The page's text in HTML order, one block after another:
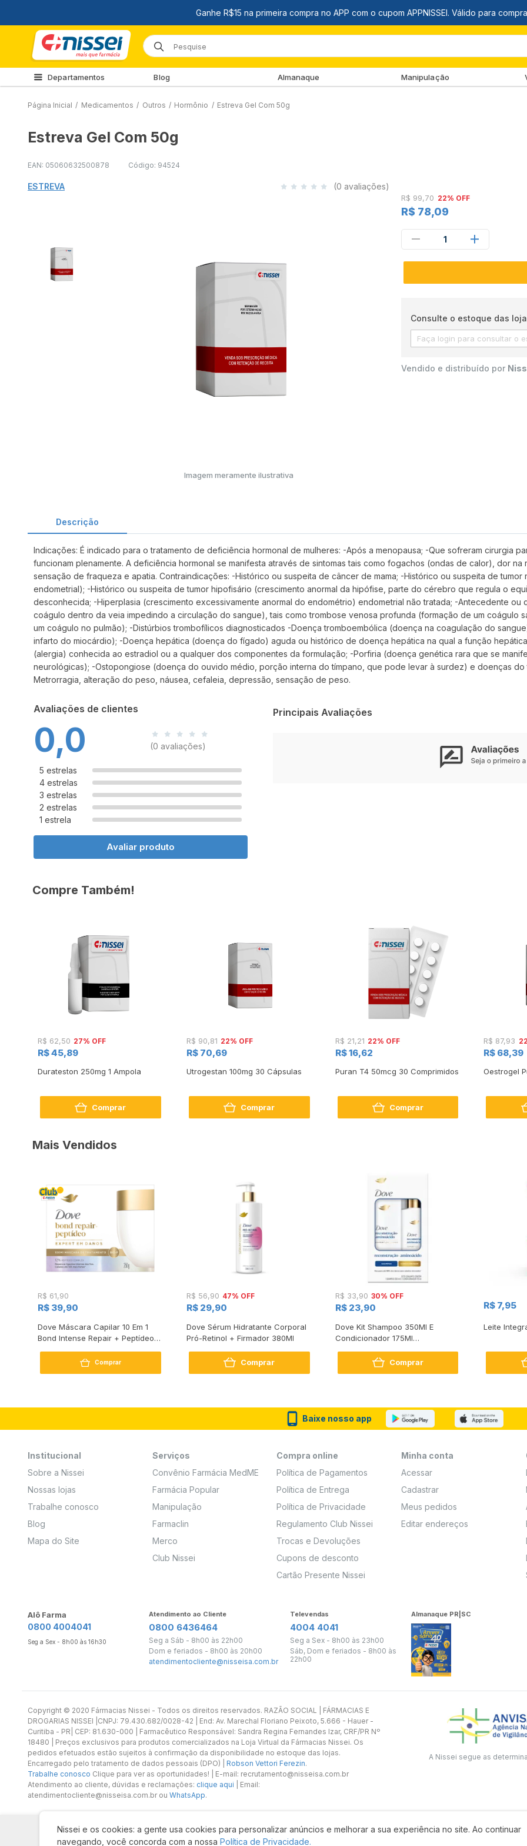
Departamentos Blog Almanaque Manipulação
Página Inicial / Medicamentos / Outros / Hormônio / Estreva Gel Com 50g
Estreva Gel Com 50g
EAN: 05060632500878 Código: 94524
ESTREVA (0 avaliações)
Imagem meramente ilustrativa
R$ 99,70 22% OFF
R$ 78,09
1
Consulte o estoque das
Vendido e distribuído por
Descrição
Indicações: É indicado para o tratamento de deficiência hormonal de mulheres: -Após a menopausa; -Que sofreram cirurgia
funcionam plenamente. A deficiência hormonal se manifesta através de sintomas tais como fogachos (ondas de calor), dor
sensação de fraqueza e apatia. Contraindicações: -Histórico ou suspeita de câncer de mama; -Histórico ou suspeita de
endometrial); -Histórico ou suspeita de tumor hipofisário (crescimento anormal da hipófise, parte do cérebro que regula o
desconhecida; -Hiperplasia (crescimento excessivamente anormal do endométrio) endometrial não tratada; -Antecedente
coágulo dentro da veia impedindo a circulação do sangue), tais como trombose venosa profunda (formação de um coágulo
um coágulo no pulmão); -Distúrbios trombofílicos diagnosticados -Doença tromboembólica (doença na coagulação do
infarto do miocárdio); -Doença hepática (doença do fígado) aguda ou histórico de doença hepática na qual a função
(alergia) conhecida ao estradiol ou a qualquer dos componentes da formulação; -Porfiria (doença genética rara que se
neurológicas); -Ostopongiose (doença do ouvido médio, porção interna do tímpano, que pode levar à surdez) e doenças
Metrorragia, alteração do peso, náusea, cefaleia, depressão, sensação de peso.
Avaliações de clientes
0,0 (0 avaliações)
5 estrelas
4 estrelas
3 estrelas
2 estrelas
1 estrela
Avaliar produto
Principais Avaliações
Compre Também!
R$ 62,50 27% OFF
R$ 45,89
Durateston 250mg 1 Ampola
Comprar
R$ 90,81 22% OFF
R$ 70,69
Utrogestan 100mg 30 Cápsulas
Comprar
R$ 21,21 22% OFF
R$ 16,62
Puran T4 50mcg 30 Comprimidos
Comprar
R$ 87,93
R$ 68,39
Oestrogel
Mais Vendidos
R$ 61,90
R$ 39,90
Dove Máscara Capilar 10 Em 1
Bond Intense Repair + Peptídeo
Comprar
R$ 56,90 47% OFF
R$ 29,90
Dove Sérum Hidratante Corporal
Pró-Retinol + Firmador 380Ml
Comprar
R$ 33,90 30% OFF
R$ 23,90
Dove Kit Shampoo 350Ml E
Condicionador 175Ml
Comprar
R$ 7,95
Leite
Nissei e os cookies: a gente usa cookies para personalizar anúncios e melhorar a sua experiência no site. Ao continuar
navegando, você concorda com a nossaPolítica de Privacidade.
Baixe nosso app
Institucional
Sobre a Nissei
Nossas lojas
Trabalhe conosco
Blog
Mapa do Site
Serviços
Convênio Farmácia MedME
Farmácia Popular
Manipulação
Farmaclin
Merco
Club Nissei
Compra online
Política de Pagamentos
Política de Entrega
Política de Privacidade
Regulamento Club Nissei
Trocas e Devoluções
Cupons de desconto
Cartão Presente Nissei
Minha conta
Acessar
Cadastrar
Meus pedidos
Editar endereços
Alô Farma
0800 4004041
Seg a Sex - 8h00 às 16h30
Atendimento ao Cliente
0800 6436464
Seg a Sáb - 8h00 às 22h00
Dom e feriados - 8h00 às 20h00
atendimentocliente@nisseisa.com.br
Televendas
4004 4041
Seg a Sex - 8h00 às 23h00
Sáb, Dom e feriados - 8h00 às
22h00
Almanaque PR|SC
Copyright ©️ 2020 Fármacias Nissei - Todos os direitos reservados. RAZÃO SOCIAL | FÁRMACIAS E
DROGARIAS NISSEI |CNPJ: 79.430.682/0028-42 | End: Av. Marechal Floriano Peixoto, 5.666 - Hauer -
Curitiba - PR| CEP: 81.630-000 | Farmacêutico Responsável: Sandra Regina Fernandes Izar, CRF/PR Nº
18480 | Preços exclusivos para produtos comercializados na Loja Virtual da Fármacias Nissei. Os
pedidos efetuados estão sujeitos à confirmação da disponibilidade no estoque das lojas.
Encarregado pelo tratamento de dados pessoais (DPO) | Robson Vettori Ferezin.
Trabalhe conosco Clique para ver as oportunidades! | E-mail: recrutamento@nisseisa.com.br
Atendimento ao cliente, dúvidas e reclamações: clique aqui | Email:
atendimentocliente@nisseisa.com.br ou WhatsApp.
A Nissei segue as
Desenvolvido por: